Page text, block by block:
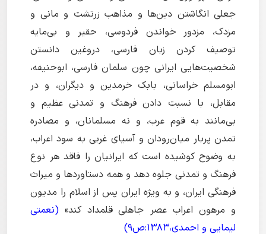
جعلی انگاشتن دین‌ها و مذاهب زرتشت و مانی و
مزدک، مزدور خواندن فردوسی، حقیر و بی‌مایه
توصیف کردن زبان فارسی، دروغین دانستن
شخصیت‌هایی ایرانی چون سلمان فارسی، ابوحنیفه،
ابومسلم خراسانی، بابک خرمدین و دیگران، و در
مقابل، با نسبت دادن فرهنگ و تمدنی عظیم و
بی‌مانند به قوم عرب، و نه مسلمانان، و مصادره
تمدن پربار میان‌رودان و آسیای غربی به سود اعراب،
به وضوح کوشیده است که ایرانیان را فاقد هر نوع
فرهنگ و تمدنی جلوه دهد و همه‌ دستاوردها و میراث
فرهنگی ایران، و به ویژه ایران پس از اسلام را مدیون
و مرهون اعراب عصر جاهلی قلمداد کند» (نعمتی
لیمایی و احمدی،1383:ص9)